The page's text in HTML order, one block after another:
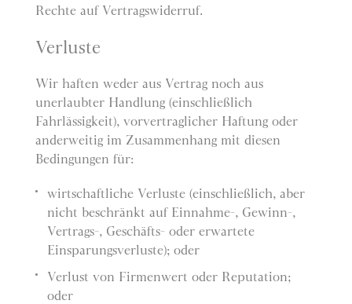
Rechte auf Vertragswiderruf.
Verluste
Wir haften weder aus Vertrag noch aus
unerlaubter Handlung (einschließlich
Fahrlässigkeit), vorvertraglicher Haftung oder
anderweitig im Zusammenhang mit diesen
Bedingungen für:
wirtschaftliche Verluste (einschließlich, aber
nicht beschränkt auf Einnahme-, Gewinn-,
Vertrags-, Geschäfts- oder erwartete
Einsparungsverluste); oder
Verlust von Firmenwert oder Reputation;
oder